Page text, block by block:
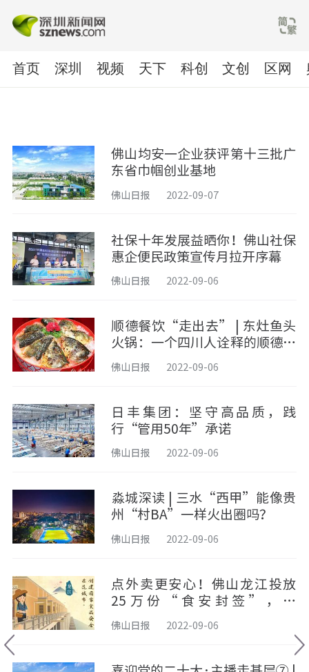
首页 深圳 视频 天下 科创 文创 区网
佛山均安一企业获评第十三批广
东省巾帼创业基地
佛山日报 2022-09-07
社保十年发展益晒你！佛山社保
惠企便民政策宣传月拉开序幕
佛山日报 2022-09-06
顺德餐饮“走出去” | 东灶鱼头
火锅：一个四川人诠释的顺德味
佛山日报 2022-09-06
日丰集团：坚守高品质，践
行“管用50年”承诺
佛山日报 2022-09-06
​淼城深读 | 三水“西甲”能像贵
州“村BA”一样火出圈吗？
佛山日报 2022-09-06
点外卖更安心！佛山龙江投放
25万份“食安封签”，守
佛山日报 2022-09-06